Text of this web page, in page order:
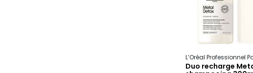
L’Oréal Professionnel
Duo recharge